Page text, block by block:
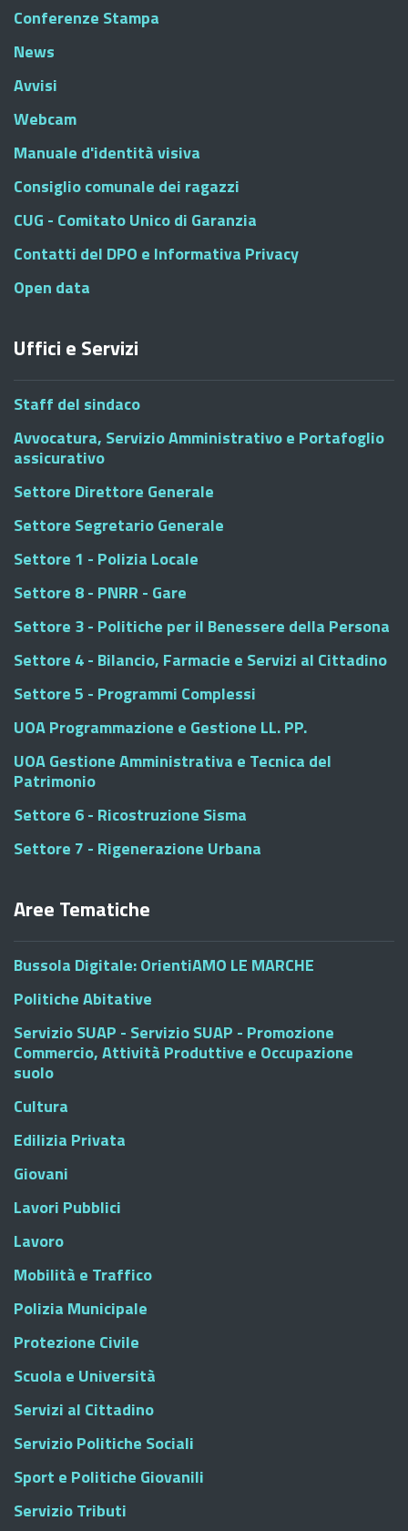
Conferenze Stampa
News
Avvisi
Webcam
Manuale d'identità visiva
Consiglio comunale dei ragazzi
CUG - Comitato Unico di Garanzia
Contatti del DPO e Informativa Privacy
Open data
Uffici e Servizi
Staff del sindaco
Avvocatura, Servizio Amministrativo e Portafoglio
assicurativo
Settore Direttore Generale
Settore Segretario Generale
Settore 1 - Polizia Locale
Settore 8 - PNRR - Gare
Settore 3 - Politiche per il Benessere della Persona
Settore 4 - Bilancio, Farmacie e Servizi al Cittadino
Settore 5 - Programmi Complessi
UOA Programmazione e Gestione LL. PP.
UOA Gestione Amministrativa e Tecnica del
Patrimonio
Settore 6 - Ricostruzione Sisma
Settore 7 - Rigenerazione Urbana
Aree Tematiche
Bussola Digitale: OrientiAMO LE MARCHE
Politiche Abitative
Servizio SUAP - Servizio SUAP - Promozione
Commercio, Attività Produttive e Occupazione
suolo
Cultura
Edilizia Privata
Giovani
Lavori Pubblici
Lavoro
Mobilità e Traffico
Polizia Municipale
Protezione Civile
Scuola e Università
Servizi al Cittadino
Servizio Politiche Sociali
Sport e Politiche Giovanili
Servizio Tributi